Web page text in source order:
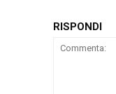
RISPONDI